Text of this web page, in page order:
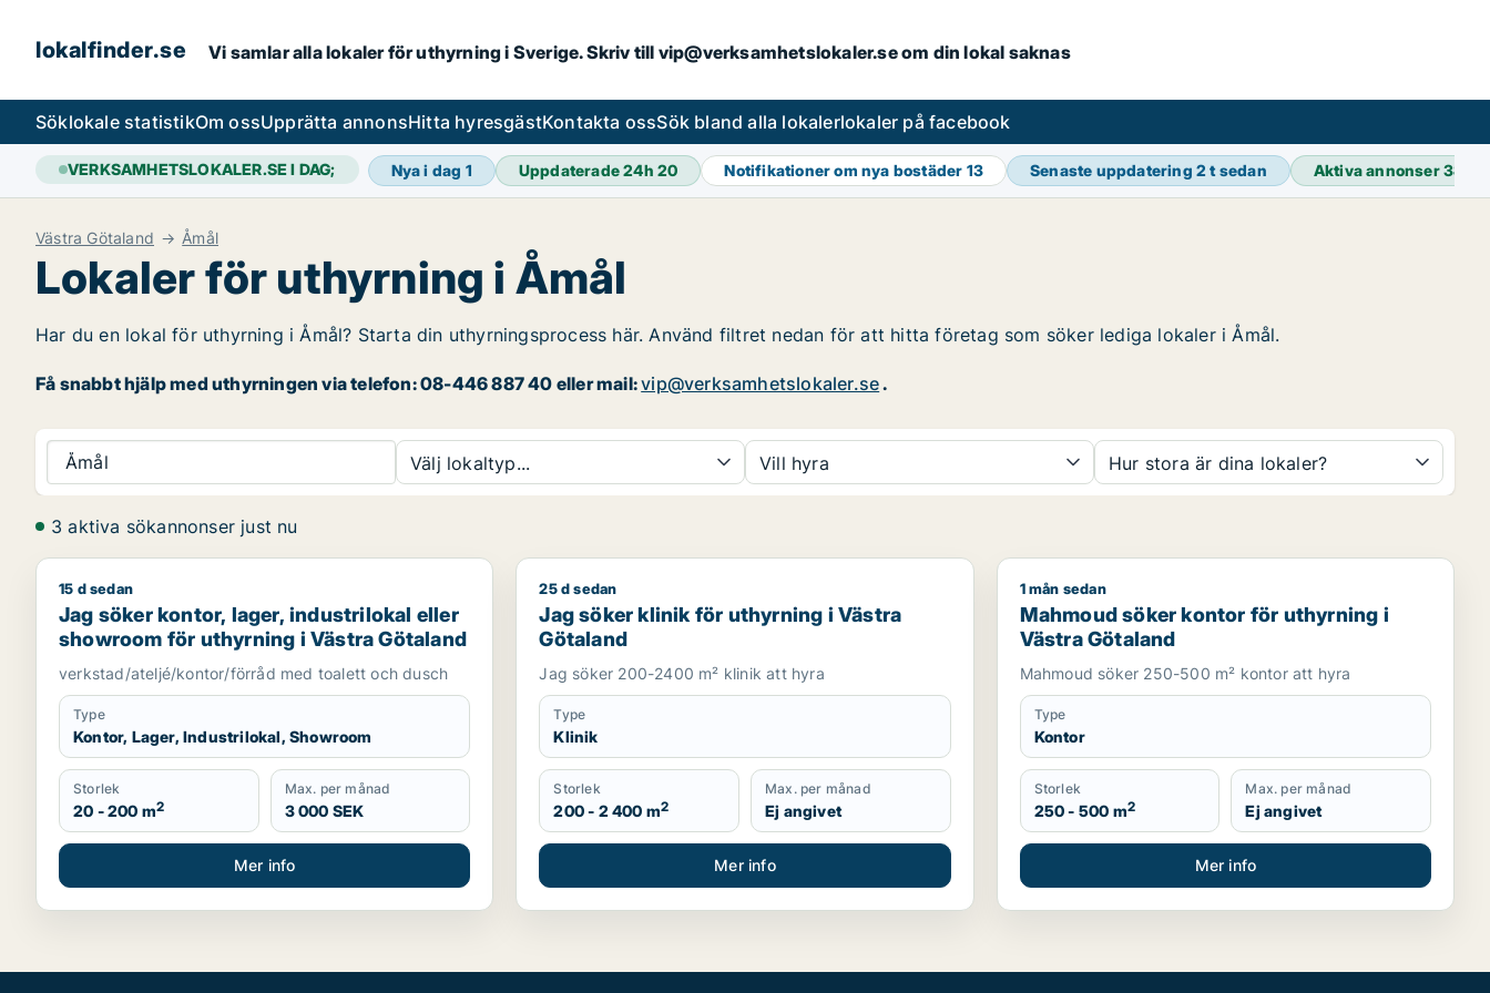
lokalfinder.se Vi samlar alla lokaler för uthyrning i Sverige. Skriv till vip@verksamhetslokaler.se om din lokal saknas
Söklokale statistikOm ossUpprätta annonsHitta hyresgästKontakta ossSök bland alla lokalerlokaler på facebook
VERKSAMHETSLOKALER.SE I DAG; Nya i dag 1 Uppdaterade 24h20 Notifikationer om nya bostäder 13 Senaste uppdatering2 t sedan Aktiva annonser38
Västra Götaland Åmål
Lokaler för uthyrning i Åmål
Har du en lokal för uthyrning i Åmål? Starta din uthyrningsprocess här. Använd filtret nedan för att hitta företag som söker lediga lokaler i Åmål.
Få snabbt hjälp med uthyrningen via telefon: 08-446 887 40 eller mail:vip@verksamhetslokaler.se.
Åmål Välj lokaltyp... Vill hyra Hur stora är dina lokaler?
3 aktiva sökannonser just nu
Jag söker kontor, lager, industrilokal eller showroom för uthyrning i Västra Götaland
15 d sedan
Jag söker kontor, lager, industrilokal eller
showroom för uthyrning i Västra Götaland
verkstad/ateljé/kontor/förråd med toalett och dusch
Type
Kontor, Lager, Industrilokal, Showroom
Storlek
20 - 200 m2
Max. per månad
3 000 SEK
Mer info
Jag söker klinik för uthyrning i Västra Götaland
25 d sedan
Jag söker klinik för uthyrning i Västra
Götaland
Jag söker 200-2400 m² klinik att hyra
Type
Klinik
Storlek
200 - 2 400 m2
Max. per månad
Ej angivet
Mer info
Mahmoud söker kontor för uthyrning i Västra
1 mån sedan
Mahmoud söker kontor för uthyrning i
Västra Götaland
Mahmoud söker 250-500 m² kontor att hyra
Type
Kontor
Storlek
250 - 500 m2
Max. per månad
Ej angivet
Mer info